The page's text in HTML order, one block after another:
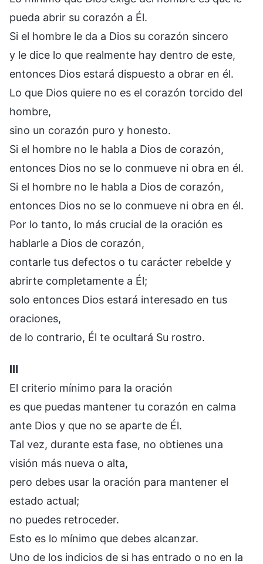
pueda abrir su corazón a Él.
Si el hombre le da a Dios su corazón sincero
y le dice lo que realmente hay dentro de este,
entonces Dios estará dispuesto a obrar en él.
Lo que Dios quiere no es el corazón torcido del
hombre,
sino un corazón puro y honesto.
Si el hombre no le habla a Dios de corazón,
entonces Dios no se lo conmueve ni obra en él.
Si el hombre no le habla a Dios de corazón,
entonces Dios no se lo conmueve ni obra en él.
Por lo tanto, lo más crucial de la oración es
hablarle a Dios de corazón,
contarle tus defectos o tu carácter rebelde y
abrirte completamente a Él;
solo entonces Dios estará interesado en tus
oraciones,
de lo contrario, Él te ocultará Su rostro.
Ⅲ
El criterio mínimo para la oración
es que puedas mantener tu corazón en calma
ante Dios y que no se aparte de Él.
Tal vez, durante esta fase, no obtienes una
visión más nueva o alta,
pero debes usar la oración para mantener el
estado actual;
no puedes retroceder.
Esto es lo mínimo que debes alcanzar.
Uno de los indicios de si has entrado o no en la